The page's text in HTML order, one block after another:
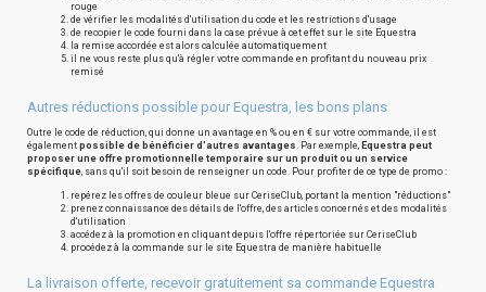
rouge
de vérifier les modalités d'utilisation du code et les restrictions d'usage
de recopier le code fourni dans la case prévue à cet effet sur le site Equestra
la remise accordée est alors calculée automatiquement
il ne vous reste plus qu'à régler votre commande en profitant du nouveau prix
remisé
Autres réductions possible pour Equestra, les bons plans
Outre le code de réduction, qui donne un avantage en % ou en € sur votre commande, il est
également possible de bénéficier d'autres avantages. Par exemple, Equestra peut
proposer une offre promotionnelle temporaire sur un produit ou un service
spécifique, sans qu'il soit besoin de renseigner un code. Pour profiter de ce type de promo :
repérez les offres de couleur bleue sur CeriseClub, portant la mention "réductions"
prenez connaissance des détails de l'offre, des articles concernés et des modalités
d'utilisation
accédez à la promotion en cliquant depuis l'offre répertoriée sur CeriseClub
procédez à la commande sur le site Equestra de manière habituelle
La livraison offerte, recevoir gratuitement sa commande Equestra